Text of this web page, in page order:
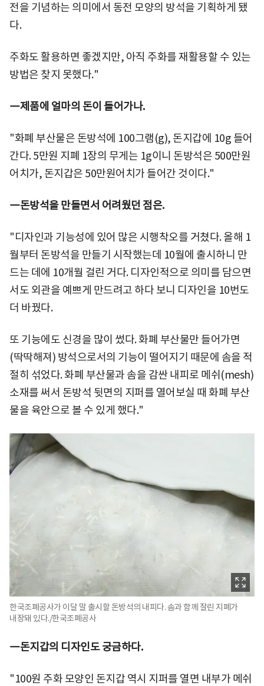
전을 기념하는 의미에서 동전 모양의 방석을 기획하게 됐
다.
주화도 활용하면 좋겠지만, 아직 주화를 재활용할 수 있는
방법은 찾지 못했다."
―제품에 얼마의 돈이 들어가나.
"화폐 부산물은 돈방석에 100그램(g), 돈지갑에 10g 들어
간다. 5만원 지폐 1장의 무게는 1g이니 돈방석은 500만원
어치가, 돈지갑은 50만원어치가 들어간 것이다."
―돈방석을 만들면서 어려웠던 점은.
"디자인과 기능성에 있어 많은 시행착오를 거쳤다. 올해 1
월부터 돈방석을 만들기 시작했는데 10월에 출시하니 만
드는 데에 10개월 걸린 거다. 디자인적으로 의미를 담으면
서도 외관을 예쁘게 만드려고 하다 보니 디자인을 10번도
더 바꿨다.
또 기능에도 신경을 많이 썼다. 화폐 부산물만 들어가면
(딱딱해져) 방석으로서의 기능이 떨어지기 때문에 솜을 적
절히 섞었다. 화폐 부산물과 솜을 감싼 내피로 메쉬(mesh)
소재를 써서 돈방석 뒷면의 지퍼를 열어보실 때 화폐 부산
물을 육안으로 볼 수 있게 했다."
한국조폐공사가 이달 말 출시할 돈방석의 내피다. 솜과 함께 잘린 지폐가
내장돼 있다./한국조폐공사
―돈지갑의 디자인도 궁금하다.
"100원 주화 모양인 돈지갑 역시 지퍼를 열면 내부가 메쉬